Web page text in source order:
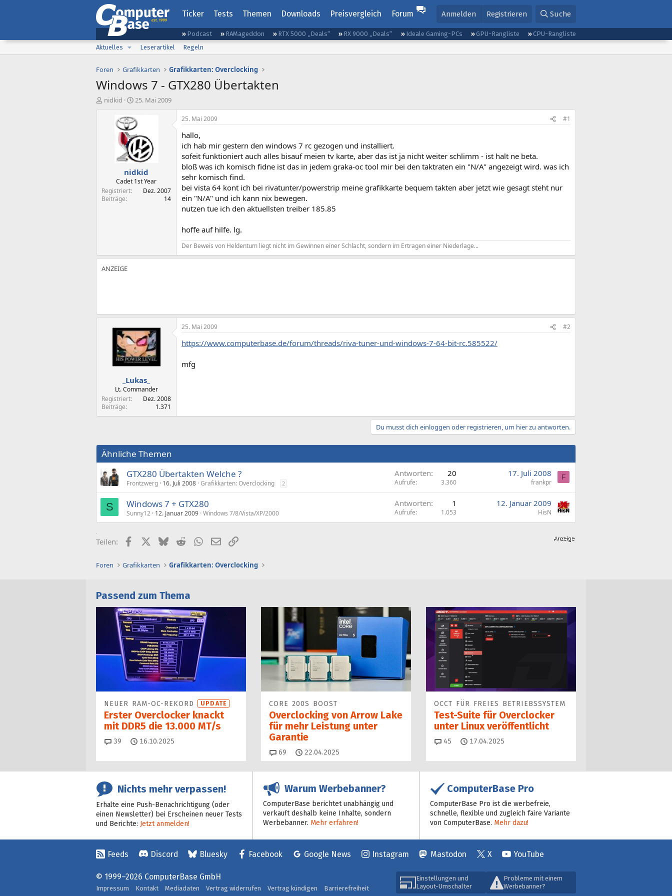
Ticker Tests Themen Downloads Preisvergleich Forum Anmelden Registrieren Suche
Podcast RAMageddon RTX 5000 „Deals“ RX 9000 „Deals“ Ideale Gaming-PCs GPU-Rangliste
CPU-Rangliste
Aktuelles
Leserartikel Regeln
Foren Grafikkarten Grafikkarten: Overclocking
Windows 7 - GTX280 Übertakten
E
nidkid
E
s
t
e
l
l
t
a
m
25. Mai 2009
nidkid
Cadet 1st Year
Registriert
Dez. 2007
Beiträge
14
25. Mai 2009 #1
hallo,
ich hab mir gestern den windows 7 rc gezogen und installiert.
sofeit funktioniert auch alles bisauf meien tv karte, aber das ist ja nicht weiter schlimm - ist halt ne beta.
bloß was ich komisch fidne ist das in jedem graka-oc tool mir bei den taktraten ein "N/A" angezeigt wird. was ich
sehr komisch find.
bei vista 64 kont ich bei rivatunter/powerstrip meine grafikkarte bequem takten aber jetzt wie gesagt steht nur
ein "N/A" und ich kann nix bewegen.
nutzen tue ich den aktuellsten treiber 185.85
hoffe auf hilfe. lg.
Der Beweis von Heldentum liegt nicht im Gewinnen einer Schlacht, sondern im Ertragen einer Niederlage...
_Lukas_
Lt. Commander
Registriert
Dez. 2008
Beiträge
1.371
25. Mai 2009 #2
https://www.computerbase.de/forum/threads/riva-tuner-und-windows-7-64-bit-rc.585522/
mfg
Du musst dich einloggen oder registrieren, um hier zu antworten.
Ähnliche Themen
GTX280 Übertakten Welche ?
Frontzwerg 16. Juli 2008 Grafikkarten: Overclocking 2
Antworten 20
Aufrufe 3.360
17. Juli 2008
frankpr
F
S Windows 7 + GTX280
Sunny12 12. Januar 2009 Windows 7/8/Vista/XP/2000
Antworten 1
Aufrufe 1.053
12. Januar 2009
HisN
Teilen: FacebookX (Twitter)
BlueskyRedditWhatsApp
E-MailLink
Foren Grafikkarten Grafikkarten: Overclocking
Passend zum Thema
NEUER RAM-OC-REKORD UPDATE
Erster Overclocker knackt
mit DDR5 die 13.000 MT/s
39 Kommentare
16.10.2025
CORE 200S BOOST
Overclocking von Arrow Lake
für mehr Leistung unter
Garantie
69 Kommentare
22.04.2025
OCCT FÜR FREIES BETRIEBSSYSTEM
Test-Suite für Overclocker
unter Linux veröffentlicht
45 Kommentare
17.04.2025
Nichts mehr verpassen!
Erhalte eine Push-Benachrichtigung (oder
einen Newsletter) bei Erscheinen neuer Tests
und Berichte: Jetzt anmelden!
Warum Werbebanner?
ComputerBase berichtet unabhängig und
verkauft deshalb keine Inhalte, sondern
Werbebanner. Mehr erfahren!
ComputerBase Pro
ComputerBase Pro ist die werbefreie,
schnelle, flexible und zugleich faire Variante
von ComputerBase. Mehr dazu!
Feeds Discord Bluesky Facebook Google News Instagram Mastodon X YouTube
Einstellungen und
Layout-Umschalter
Probleme mit einem
Werbebanner?
© 1999–2026 ComputerBase GmbH
Impressum Kontakt Mediadaten Vertrag widerrufen Vertrag kündigen
Barrierefreiheit